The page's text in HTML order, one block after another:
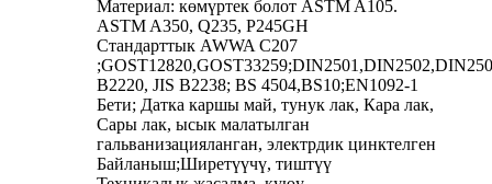
Материал: көмүртек болот ASTM A105.
ASTM A350, Q235, P245GH
Стандарттык AWWA C207
B2220, JIS B2238; BS 4504,BS10;EN1092-1
Бети; Датка каршы май, тунук лак, Кара лак,
Сары лак, ысык малатылган
гальванизацияланган, электрдик цинктелген
Байланыш;Ширетүүчү, тиштүү